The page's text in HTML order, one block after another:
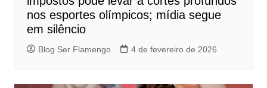
nos esportes olímpicos; mídia segue
em silêncio
Blog Ser Flamengo 4 de fevereiro de 2026